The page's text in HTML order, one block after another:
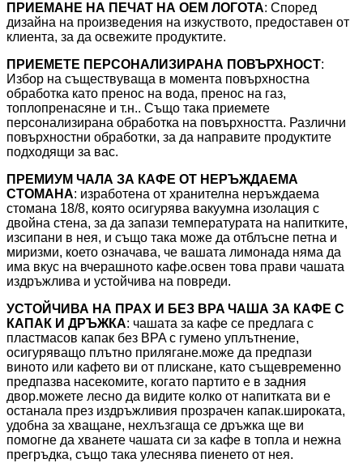
ПРИЕМАНЕ НА ПЕЧАТ НА OEM ЛОГОТА: Според
дизайна на произведения на изкуството, предоставен от
клиента, за да освежите продуктите.
ПРИЕМЕТЕ ПЕРСОНАЛИЗИРАНА ПОВЪРХНОСТ:
Избор на съществуваща в момента повърхностна
обработка като пренос на вода, пренос на газ,
топлопренасяне и т.н.. Също така приемете
персонализирана обработка на повърхността. Различни
повърхностни обработки, за да направите продуктите
подходящи за вас.
ПРЕМИУМ ЧАЛА ЗА КАФЕ ОТ НЕРЪЖДАЕМА
СТОМАНА: изработена от хранителна неръждаема
стомана 18/8, която осигурява вакуумна изолация с
двойна стена, за да запази температурата на напитките,
изсипани в нея, и също така може да отблъсне петна и
миризми, което означава, че вашата лимонада няма да
има вкус на вчерашното кафе.освен това прави чашата
издръжлива и устойчива на повреди.
УСТОЙЧИВА НА ПРАХ И БЕЗ BPA ЧАША ЗА КАФЕ С
КАПАК И ДРЪЖКА: чашата за кафе се предлага с
пластмасов капак без BPA с гумено уплътнение,
осигуряващо плътно прилягане.може да предпази
виното или кафето ви от плискане, като същевременно
предпазва насекомите, когато партито е в задния
двор.можете лесно да видите колко от напитката ви е
останала през издръжливия прозрачен капак.широката,
удобна за хващане, нехлъзгаща се дръжка ще ви
помогне да хванете чашата си за кафе в топла и нежна
прегръдка, също така улеснява пиенето от нея.